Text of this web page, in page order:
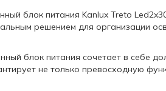
блок питания Kanlux Treto
решением для организации
блок питания сочетает в себе
не только превосходную